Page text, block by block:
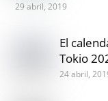
29 abril, 2019
El
Tokio
24 abril,